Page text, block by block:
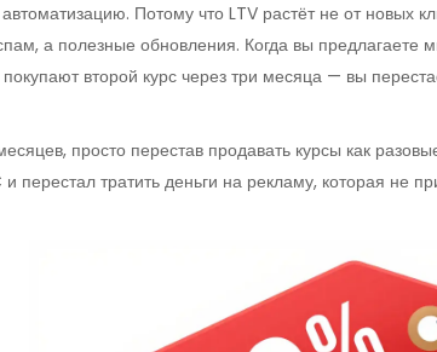
Потому что LTV растёт не от новых
а полезные обновления. Когда вы предлагаете
второй курс через три месяца — вы
просто перестав продавать курсы как
тратить деньги на рекламу, которая не